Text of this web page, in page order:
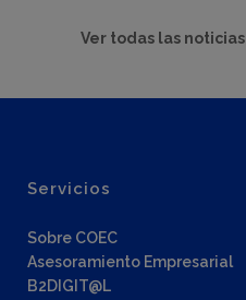
Ver todas las noticias
Servicios
Sobre COEC
Asesoramiento Empresarial
B2DIGIT@L